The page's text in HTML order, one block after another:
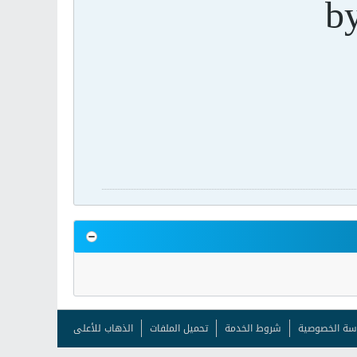
الخصوصية شروط الخدمة تحميل الملفات الذهاب للأعلى